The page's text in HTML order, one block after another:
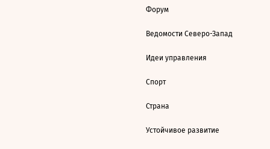
Форум
Ведомости Северо-Запад
Идеи управления
Спорт
Страна
Устойчивое развитие